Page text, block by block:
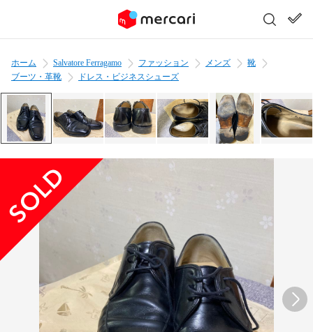
ホーム Salvatore Ferragamo ファッション メンズ
靴
ブーツ・革靴
ドレス・ビジネスシューズ